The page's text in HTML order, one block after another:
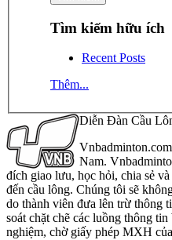
Tìm kiếm hữu ích
Recent Posts
Thêm...
Diễn Đàn Cầu
Nam.
đích giao lưu, học hỏi, chia sẻ
đến cầu lông. Chúng tôi sẽ
do thành viên đưa lên trừ thông
soát chặt chẽ các luồng thông
nghiệm, chờ giấy phép MXH